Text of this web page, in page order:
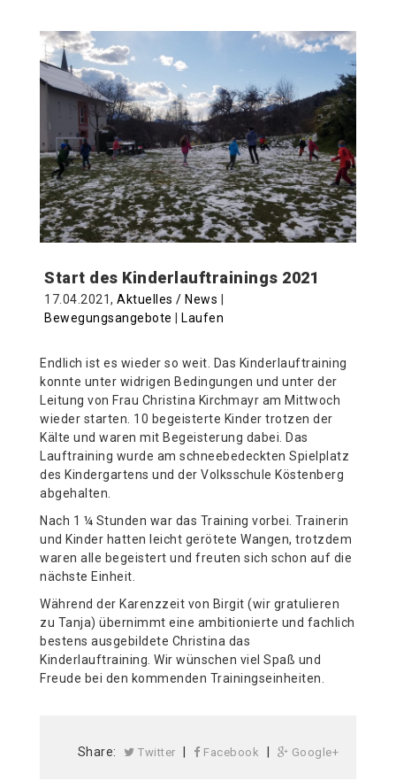
Start des Kinderlauftrainings 2021
17.04.2021, Aktuelles / News
Bewegungsangebote
Laufen
Endlich ist es wieder so weit. Das Kinderlauftraining
konnte unter widrigen Bedingungen und unter der
Leitung von Frau Christina Kirchmayr am Mittwoch
wieder starten. 10 begeisterte Kinder trotzen der
Kälte und waren mit Begeisterung dabei. Das
Lauftraining wurde am schneebedeckten Spielplatz
des Kindergartens und der Volksschule Köstenberg
abgehalten.
Nach 1 ¼ Stunden war das Training vorbei. Trainerin
und Kinder hatten leicht gerötete Wangen, trotzdem
waren alle begeistert und freuten sich schon auf die
nächste Einheit.
Während der Karenzzeit von Birgit (wir gratulieren
zu Tanja) übernimmt eine ambitionierte und fachlich
bestens ausgebildete Christina das
Kinderlauftraining. Wir wünschen viel Spaß und
Freude bei den kommenden Trainingseinheiten.
Share: Twitter Facebook Google+